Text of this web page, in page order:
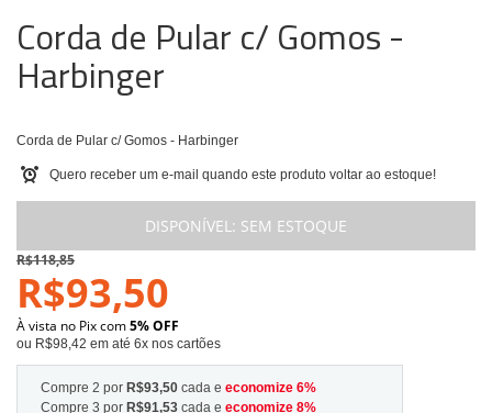
Corda de Pular c/ Gomos -
Harbinger
Corda de Pular c/ Gomos - Harbinger
Quero receber um e-mail quando este produto voltar ao estoque!
DISPONÍVEL: SEM ESTOQUE
R$118,85
R$93,50
À vista no Pix com5% OFF
ou R$98,42 em até 6x nos cartões
Compre 2 por R$93,50 cada e economize 6%
Compre 3 por R$91,53 cada e economize 8%